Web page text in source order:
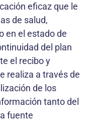
eficaz que le
de salud,
en el estado de
del plan
el recibo y
realiza a través de
de los
tanto del
fuente